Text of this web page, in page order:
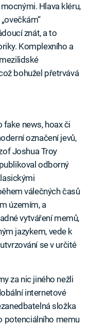
Hlava kléru,
znát, a to
Komplexního a
bohužel přetrvává
news, hoax či
označení jevů,
Joshua Troy
odborný
válečných časů
územím, a
vytváření memů,
jazykem, vede k
se v určité
za nic jiného nežli
internetové
složka
potenciálního memu